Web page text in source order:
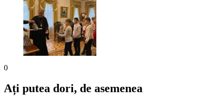
0
Ați putea dori, de asemenea